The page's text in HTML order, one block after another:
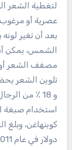
لتغطية الشعر
عصرية أو مرغوب
بعد أن تغير
الشمس، يمكن
مصفف الشعر أو
و 18 ٪ من
استخدام صبغة